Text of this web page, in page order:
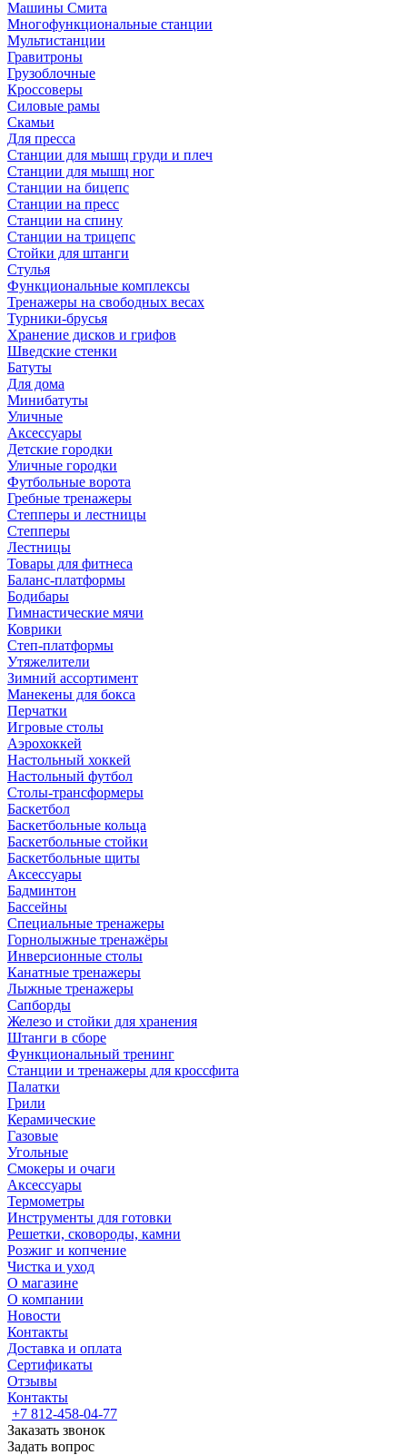
Машины Смита
Многофункциональные станции
Мультистанции
Гравитроны
Грузоблочные
Кроссоверы
Силовые рамы
Скамьи
Для пресса
Станции для мышц груди и плеч
Станции для мышц ног
Станции на бицепс
Станции на пресс
Станции на спину
Станции на трицепс
Стойки для штанги
Стулья
Функциональные комплексы
Тренажеры на свободных весах
Турники-брусья
Хранение дисков и грифов
Шведские стенки
Батуты
Для дома
Минибатуты
Уличные
Аксессуары
Детские городки
Уличные городки
Футбольные ворота
Гребные тренажеры
Степперы и лестницы
Степперы
Лестницы
Товары для фитнеса
Баланс-платформы
Бодибары
Гимнастические мячи
Коврики
Степ-платформы
Утяжелители
Зимний ассортимент
Манекены для бокса
Перчатки
Игровые столы
Аэрохоккей
Настольный хоккей
Настольный футбол
Столы-трансформеры
Баскетбол
Баскетбольные кольца
Баскетбольные стойки
Баскетбольные щиты
Аксессуары
Бадминтон
Бассейны
Специальные тренажеры
Горнолыжные тренажёры
Инверсионные столы
Канатные тренажеры
Лыжные тренажеры
Сапборды
Железо и стойки для хранения
Штанги в сборе
Функциональный тренинг
Станции и тренажеры для кроссфита
Палатки
Грили
Керамические
Газовые
Угольные
Смокеры и очаги
Аксессуары
Термометры
Инструменты для готовки
Решетки, сковороды, камни
Розжиг и копчение
Чистка и уход
О магазине
О компании
Новости
Контакты
Доставка и оплата
Сертификаты
Отзывы
Контакты
+7 812-458-04-77
Заказать звонок
Задать вопрос